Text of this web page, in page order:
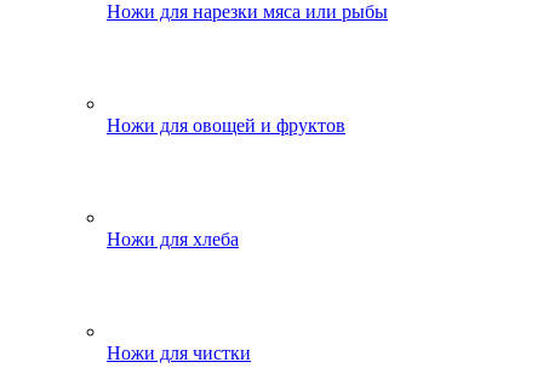
Ножи для нарезки мяса или рыбы
Ножи для овощей и фруктов
Ножи для хлеба
Ножи для чистки